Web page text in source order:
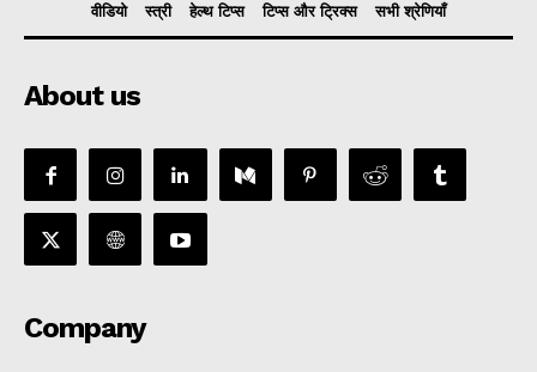
वीडियो
स्त्री हेल्थ टिप्स टिप्स और ट्रिक्स सभी श्रेणियाँ
About us
Company